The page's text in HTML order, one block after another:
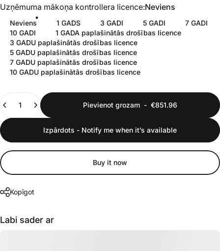
Uzņēmuma mākoņa kontrollera licence
Uzņēmuma mākoņa kontrollera licence:Neviens
Neviens 1 GADS 3 GADI 5 GADI
7 GADI
10 GADI
1 GADA paplašinātās drošības licence
3 GADU paplašinātās drošības licence
5 GADU paplašinātās drošības licence
7 GADU paplašinātās drošības licence
10 GADU paplašinātās drošības licence
Pievienot grozam - €851.96
Izpārdots - Notify me when it’s available
Buy it now
Kopīgot
Labi sader ar